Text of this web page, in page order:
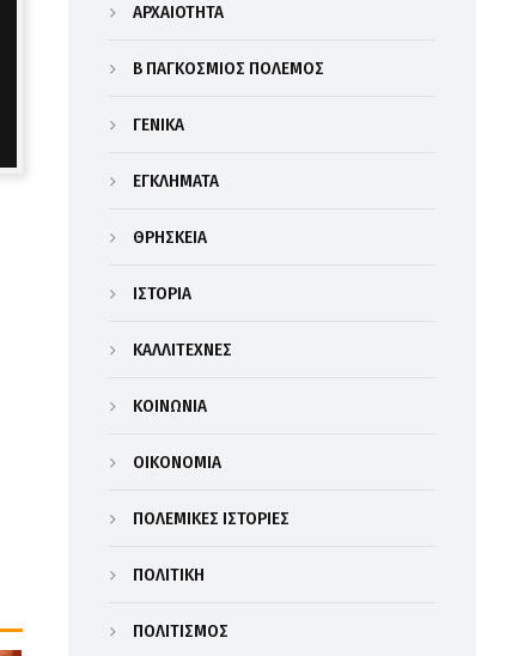
ΑΡΧΑΙΟΤΗΤΑ
Β΄ ΠΑΓΚΟΣΜΙΟΣ ΠΟΛΕΜΟΣ
ΓΕΝΙΚΑ
ΕΓΚΛΗΜΑΤΑ
ΘΡΗΣΚΕΙΑ
ΙΣΤΟΡΙΑ
ΚΑΛΛΙΤΕΧΝΕΣ
ΚΟΙΝΩΝΙΑ
ΟΙΚΟΝΟΜΙΑ
ΠΟΛΕΜΙΚΕΣ ΙΣΤΟΡΙΕΣ
ΠΟΛΙΤΙΚΗ
ΠΟΛΙΤΙΣΜΟΣ